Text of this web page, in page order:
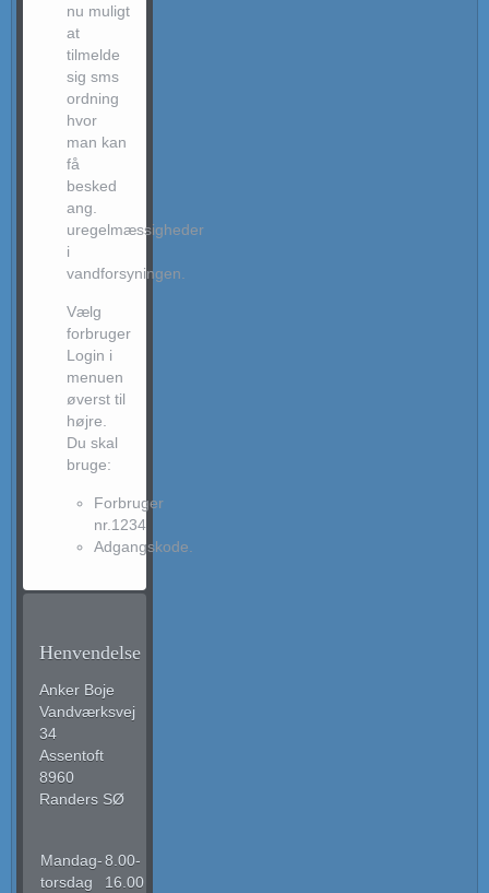
nu muligt
at
tilmelde
sig sms
ordning
hvor
man kan
få
besked
ang.
uregelmæssigheder
i
vandforsyningen.
Vælg
forbruger
Login i
menuen
øverst til
højre.
Du skal
bruge:
Forbruger
nr.1234
Adgangskode.
Henvendelse
Anker Boje
Vandværksvej
34
Assentoft
8960
Randers SØ
Mandag-
torsdag
8.00-
16.00